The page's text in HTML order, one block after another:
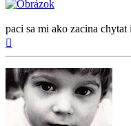
paci sa mi ako zacina